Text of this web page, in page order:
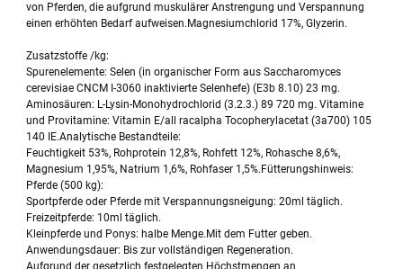
von Pferden, die aufgrund muskulärer Anstrengung und Verspannung
einen erhöhten Bedarf aufweisen.Magnesiumchlorid 17%, Glyzerin.
Zusatzstoffe /kg:
Spurenelemente: Selen (in organischer Form aus Saccharomyces
cerevisiae CNCM I-3060 inaktivierte Selenhefe) (E3b 8.10) 23 mg.
Aminosäuren: L-Lysin-Monohydrochlorid (3.2.3.) 89 720 mg. Vitamine
und Provitamine: Vitamin E/all racalpha Tocopherylacetat (3a700) 105
140 IE.Analytische Bestandteile:
Feuchtigkeit 53%, Rohprotein 12,8%, Rohfett 12%, Rohasche 8,6%,
Magnesium 1,95%, Natrium 1,6%, Rohfaser 1,5%.Fütterungshinweis:
Pferde (500 kg):
Sportpferde oder Pferde mit Verspannungsneigung: 20ml täglich.
Freizeitpferde: 10ml täglich.
Kleinpferde und Ponys: halbe Menge.Mit dem Futter geben.
Anwendungsdauer: Bis zur vollständigen Regeneration.
Aufgrund der gesetzlich festgelegten Höchstmengen an